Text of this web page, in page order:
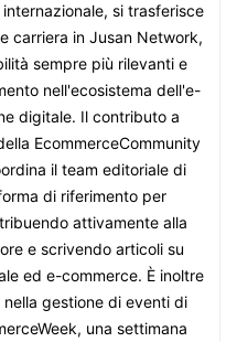
si trasferisce
carriera in Jusan Network,
sempre più rilevanti e
nell'ecosistema dell'e-
digitale. Il contributo a
EcommerceCommunity
il team editoriale di
di riferimento per
attivamente alla
e scrivendo articoli su
ed e-commerce. È inoltre
gestione di eventi di
una settimana